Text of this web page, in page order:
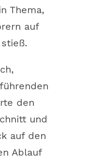
Thema,
auf
den
und
auf den
Ablauf